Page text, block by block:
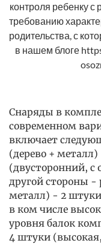
контроля ребенку
требованию
родительства, с
в нашем блоге
Снаряды в
современном
включает
(дерево +
(двусторонний, с
другой стороны -
металл) - 2
в ком числе
уровня балок
4 штуки